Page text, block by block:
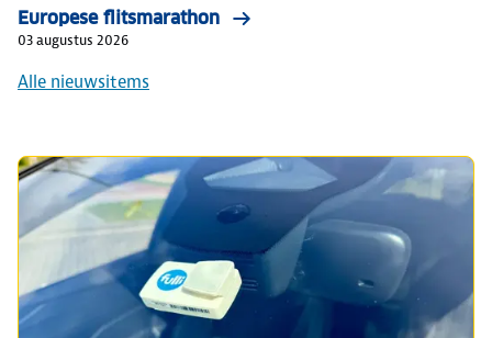
Europese flitsmarathon
03 augustus 2026
Alle nieuwsitems